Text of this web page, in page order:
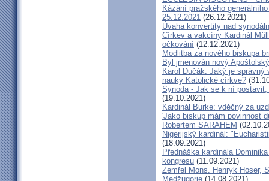
Kázání pražského
25.12.2021 (26.12.2021)
Úvaha konvertity nad
Církev a vakcíny Kardinál
očkování (12.12.2021)
Modlitba za nového biskupa
Byl jmenován nový
Karol Dučák: Jaký je
nauky Katolické církve?
Synoda - Jak se k ní
(19.10.2021)
Kardinál Burke: vděčný za
'Jako biskup mám povinnost
Robertem SARAHEM
Nigerijský kardinál:
(18.09.2021)
Přednáška kardinála
kongresu (11.09.2021)
Zemřel Mons. Henryk Hoser,
Medžugorje (14.08.2021)